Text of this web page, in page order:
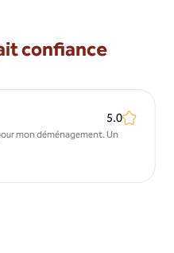
confiance
5.0
mon déménagement. Un